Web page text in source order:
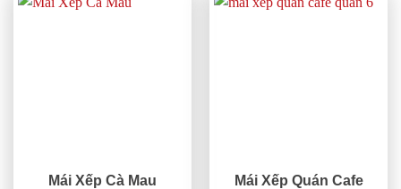
Mái Xếp Cà Mau
Mái Xếp Quán Cafe